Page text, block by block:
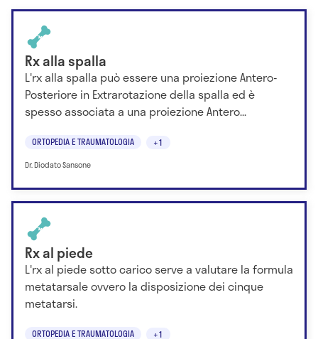
Rx alla spalla
L'rx alla spalla può essere una proiezione Antero-
Posteriore in Extrarotazione della spalla ed è
spesso associata a una proiezione Antero...
ORTOPEDIA E TRAUMATOLOGIA +1
Dr. Diodato Sansone
Rx al piede
L'rx al piede sotto carico serve a valutare la formula
metatarsale ovvero la disposizione dei cinque
metatarsi.
ORTOPEDIA E TRAUMATOLOGIA +1